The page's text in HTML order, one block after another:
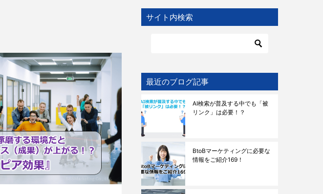
サイト内検索
最近のブログ記事
AI検索が普及する中でも「被
リンク」は必要！？
BtoBマーケティングに必要な
情報をご紹介169！